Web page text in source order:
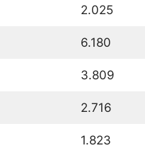
2.025
6.180
3.809
2.716
1.823